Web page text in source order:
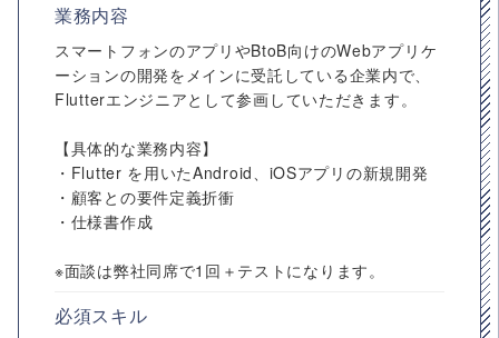
業務内容
スマートフォンのアプリやBtoB向けのWebアプリケ
ーションの開発をメインに受託している企業内で、
Flutterエンジニアとして参画していただきます。
【具体的な業務内容】
・Flutter を用いたAndroid、iOSアプリの新規開発
・顧客との要件定義折衝
・仕様書作成
※面談は弊社同席で1回＋テストになります。
必須スキル